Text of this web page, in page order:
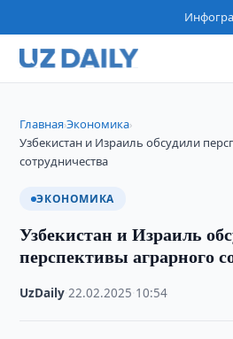
Главная›Экономика›
Узбекистан и Израиль обсудили
сотрудничества
ЭКОНОМИКА
Узбекистан и Израиль
перспективы аграрного
UzDaily ·22.02.2025 10:54